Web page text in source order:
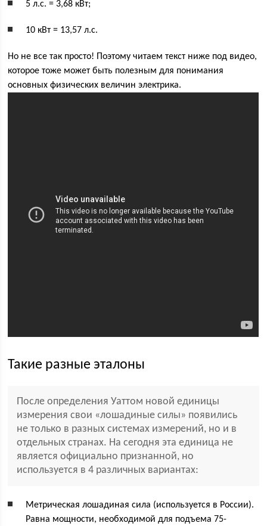
5 л.с. = 3,68 кВт;
10 кВт = 13,57 л.с.
Но не все так просто! Поэтому читаем текст ниже под видео,
которое тоже может быть полезным для понимания
основных физических величин электрика.
Такие разные эталоны
После определения Уаттом новой единицы
измерения свои «лошадиные силы» появились
не только в разных системах измерений, но и в
отдельных странах. На сегодня эта единица не
является официально признанной, но
используется в 4 различных вариантах:
Метрическая лошадиная сила (используется в России).
Равна мощности, необходимой для подъема 75-